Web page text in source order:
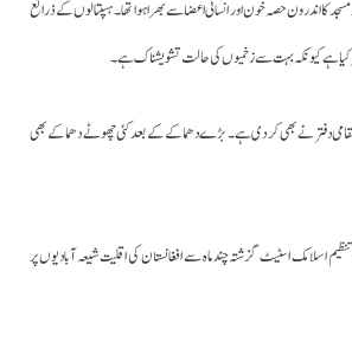
کا اندرون حصہ خون اور انسانی اعضا سے بھرا ہوا تھا۔ہسپتالوں کے ذرائع
کیا ہے کیونکہ بہت سے زخمیوں کی حالت تشویشناک ہے۔
دفتر نے بھی کر دی ہے۔بڑے دھماکے کے بعد کئی چھوٹے دھماکے بھی
اسلامک اسٹیٹ گزشتہ چند ماہ سے افغانستان کی اقلیت شیعہ آبادیوں پر